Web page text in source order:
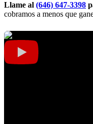
Llame al (646) 647-3398
cobramos a menos que